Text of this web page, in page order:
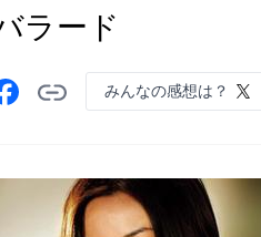
ラード
みんなの感想は？